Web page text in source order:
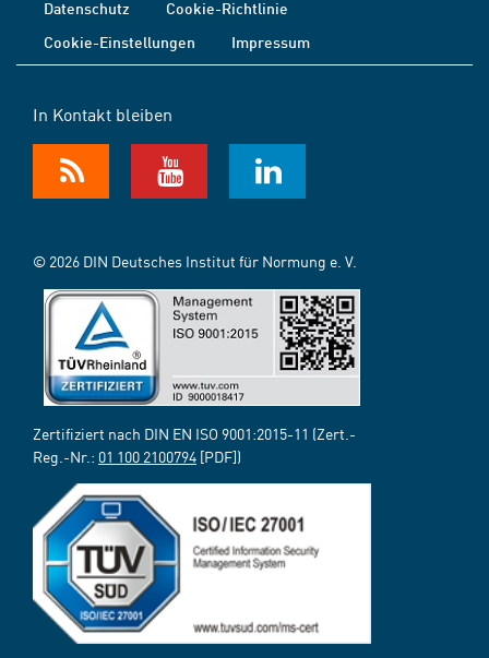
Datenschutz
Cookie-Richtlinie
Cookie-Einstellungen
Impressum
In Kontakt bleiben
© 2026 DIN Deutsches Institut für Normung e. V.
Zertifiziert nach DIN EN ISO 9001:2015-11 (Zert.-
Reg.-Nr.: 01 100 2100794 [PDF])